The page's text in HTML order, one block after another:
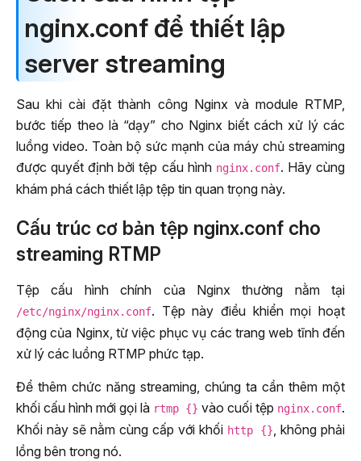
nginx.conf để thiết lập
server streaming
Sau khi cài đặt thành công Nginx và module RTMP,
bước tiếp theo là “dạy” cho Nginx biết cách xử lý các
luồng video. Toàn bộ sức mạnh của máy chủ streaming
được quyết định bởi tệp cấu hình nginx.conf. Hãy cùng
khám phá cách thiết lập tệp tin quan trọng này.
Cấu trúc cơ bản tệp nginx.conf cho
streaming RTMP
Tệp cấu hình chính của Nginx thường nằm tại
/etc/nginx/nginx.conf. Tệp này điều khiển mọi hoạt
động của Nginx, từ việc phục vụ các trang web tĩnh đến
xử lý các luồng RTMP phức tạp.
Để thêm chức năng streaming, chúng ta cần thêm một
khối cấu hình mới gọi là rtmp {} vào cuối tệp nginx.conf.
Khối này sẽ nằm cùng cấp với khối http {}, không phải
lồng bên trong nó.